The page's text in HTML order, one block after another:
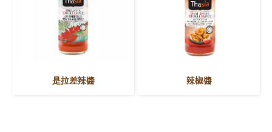
是拉差辣醬 辣椒醬